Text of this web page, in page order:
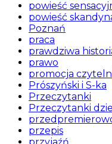
powieść
powieść
Poznań
praca
prawdziwa
prawo
promocja
Prószyński i S-ka
Przeczytanki
Przeczytanki
przepis